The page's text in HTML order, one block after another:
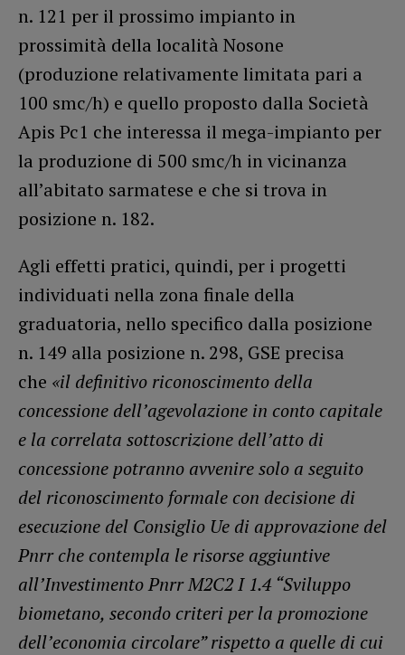
n. 121 per il prossimo impianto in
prossimità della località Nosone
(produzione relativamente limitata pari a
100 smc/h) e quello proposto dalla Società
Apis Pc1 che interessa il mega-impianto per
la produzione di 500 smc/h in vicinanza
all’abitato sarmatese e che si trova in
posizione n. 182.
Agli effetti pratici, quindi, per i progetti
individuati nella zona finale della
graduatoria, nello specifico dalla posizione
n. 149 alla posizione n. 298, GSE precisa
che «il definitivo riconoscimento della
concessione dell’agevolazione in conto capitale
e la correlata sottoscrizione dell’atto di
concessione potranno avvenire solo a seguito
del riconoscimento formale con decisione di
esecuzione del Consiglio Ue di approvazione del
Pnrr che contempla le risorse aggiuntive
all’Investimento Pnrr M2C2 I 1.4 “Sviluppo
biometano, secondo criteri per la promozione
dell’economia circolare” rispetto a quelle di cui